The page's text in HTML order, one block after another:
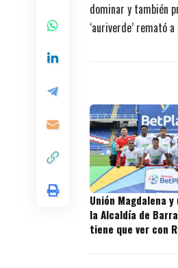
dominar y también
‘auriverde’ remató
Unión Magdalena
la Alcaldía de
tiene que ver con